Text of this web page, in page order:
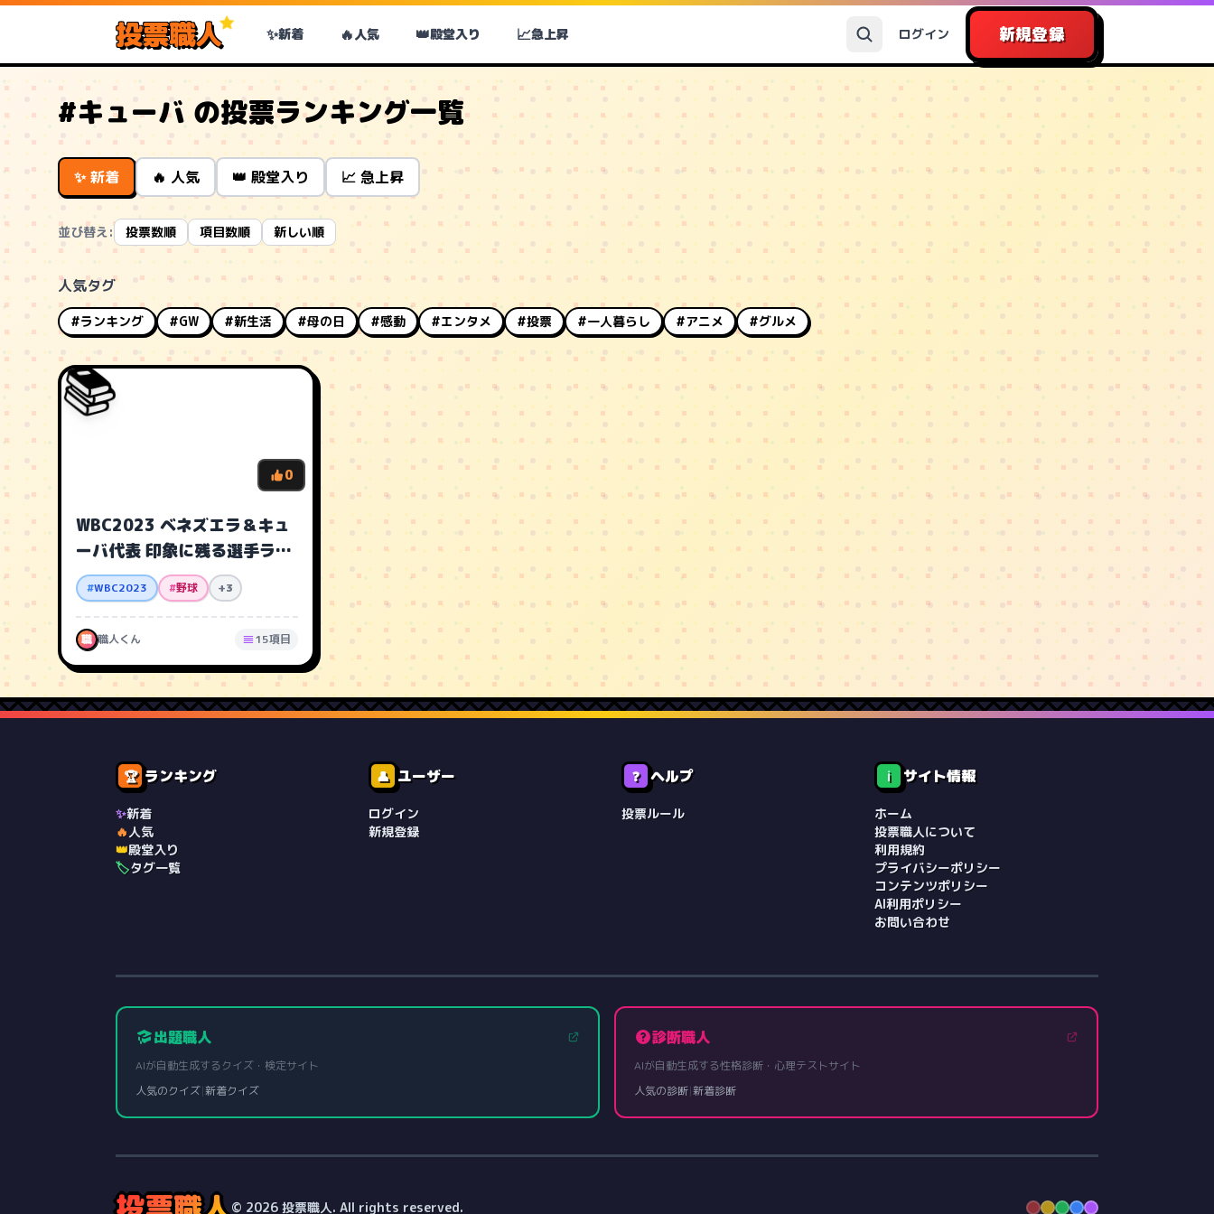
投票職人 ✨新着 🔥人気 👑殿堂入り 📈急上昇 ログイン 新規登録
#キューバ の投票ランキング一覧
✨ 新着 🔥 人気 👑 殿堂入り 📈 急上昇
並び替え: 投票数順 項目数順 新しい順
人気タグ
#ランキング #GW #新生活 #母の日 #感動 #エンタメ #投票 #一人暮らし #アニメ #グルメ
📚
0
WBC2023 ベネズエラ＆キュ
ーバ代表 印象に残る選手ラン
キング
#WBC2023 #野球 +3
職 職人くん 15項目
🏆 ランキング
✨新着
🔥人気
👑殿堂入り
🏷️タグ一覧
👤 ユーザー
ログイン
新規登録
❓ ヘルプ
投票ルール
ℹ️ サイト情報
ホーム
投票職人について
利用規約
プライバシーポリシー
コンテンツポリシー
AI利用ポリシー
お問い合わせ
出題職人
AIが自動生成するクイズ・検定サイト
人気のクイズ|新着クイズ
診断職人
AIが自動生成する性格診断・心理テストサイト
人気の診断|新着診断
© 2026 投票職人. All rights reserved.